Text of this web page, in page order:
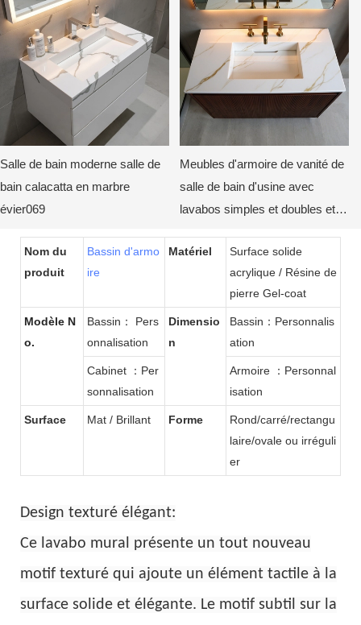
Salle de bain moderne salle de
bain calacatta en marbre
évier069
Meubles d'armoire de vanité de
salle de bain d'usine avec
lavabos simples et doubles et
de l'hôtel KKR-M8818-2
Nom du
produit
Bassin d'armo
ire
Matériel
Surface solide
acrylique / Résine de
pierre Gel-coat
Modèle N
o.
Bassin： Pers
onnalisation
Dimensio
n
Bassin：Personnalis
ation
Cabinet ：Per
sonnalisation
Armoire ：Personnal
isation
Surface Mat / Brillant Forme
Rond/carré/rectangu
laire/ovale ou irréguli
er
Design texturé élégant:
Ce lavabo mural présente un tout nouveau
motif texturé qui ajoute un élément tactile à la
surface solide et élégante. Le motif subtil sur la